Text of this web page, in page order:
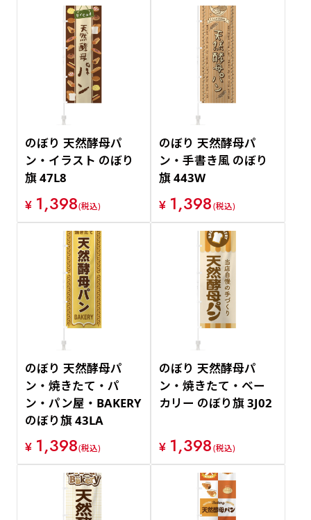
のぼり 天然酵母パ
ン・イラスト のぼり
旗 47L8
¥ 1,398(税込)
のぼり 天然酵母パ
ン・手書き風 のぼり
旗 443W
¥ 1,398(税込)
のぼり 天然酵母パ
ン・焼きたて・パ
ン・パン屋・BAKERY
のぼり旗 43LA
¥ 1,398(税込)
のぼり 天然酵母パ
ン・焼きたて・ベー
カリー のぼり旗 3J02
¥ 1,398(税込)